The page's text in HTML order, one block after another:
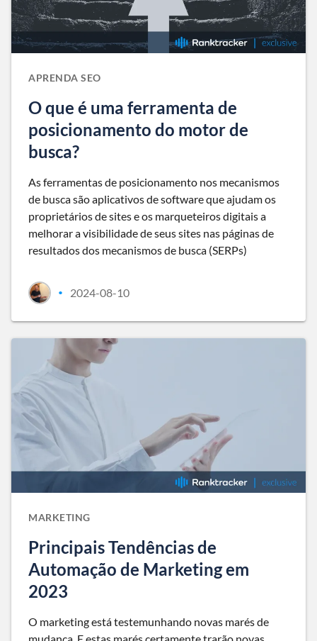
APRENDA SEO
O que é uma ferramenta de
posicionamento do motor de
busca?
As ferramentas de posicionamento nos mecanismos
de busca são aplicativos de software que ajudam os
proprietários de sites e os marqueteiros digitais a
melhorar a visibilidade de seus sites nas páginas de
resultados dos mecanismos de busca (SERPs)
• 2024-08-10
MARKETING
Principais Tendências de
Automação de Marketing em
2023
O marketing está testemunhando novas marés de